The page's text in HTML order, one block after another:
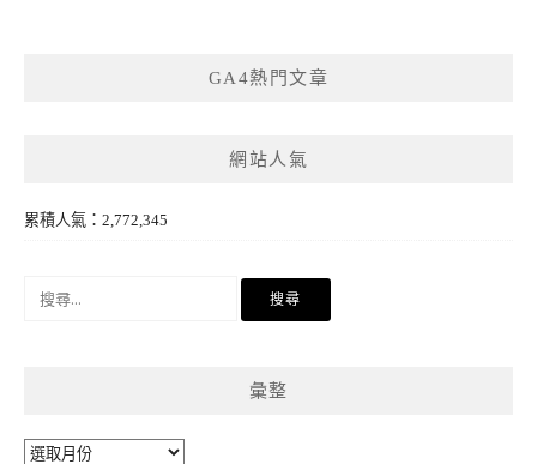
GA4熱門文章
網站人氣
累積人氣：2,772,345
彙整
彙